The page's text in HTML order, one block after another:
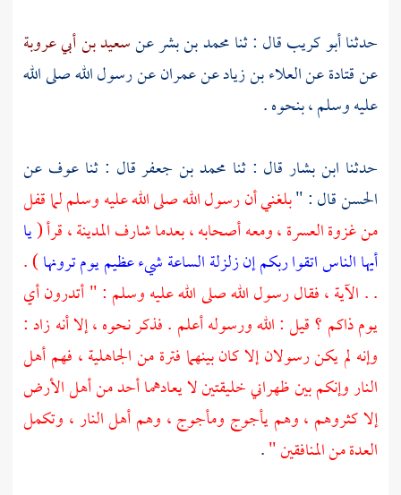
حدثناأبو كريبقال : ثنامحمد بن بشرعنسعيد بن أبي عروبة
عنقتادةعنالعلاء بن زيادعنعمرانعن رسول الله صلى الله
عليه وسلم ، بنحوه .
حدثنا ابن بشار قال : ثنا محمد بن جعفرقال : ثنا عوف عن
الحسنقال : "بلغني أن رسول الله صلى الله عليه وسلم لما قفل
من غزوة العسرة ، ومعه أصحابه ، بعدما شارفالمدينة ،قرأ (يا
أيها الناس اتقوا ربكم إن زلزلة الساعة شيء عظيم يوم ترونها) .
. . الآية ، فقال رسول الله صلى الله عليه وسلم : " أتدرون أي
يوم ذاكم ؟ قيل : الله ورسوله أعلم . فذكر نحوه ، إلا أنه زاد :
وإنه لم يكن رسولان إلا كان بينهما فترة من الجاهلية ، فهم أهل
النار وإنكم بين ظهراني خليقتين لا يعادهما أحد من أهل الأرض
إلا كثروهم ، وهميأجوج ومأجوج ، وهم أهل النار ، وتكمل
العدة من المنافقين ".